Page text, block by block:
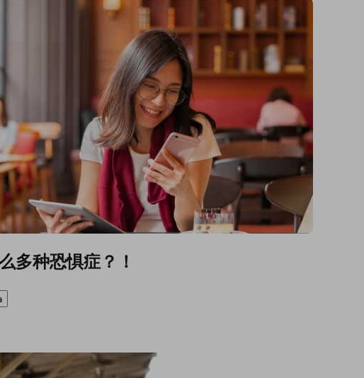
多种恐惧症？！